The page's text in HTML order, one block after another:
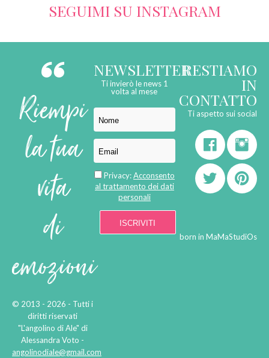
SEGUIMI SU INSTAGRAM
Riempi
la tua
vita
di
emozioni
© 2013 - 2026 - Tutti i
diritti riservati
"L'angolino di Ale" di
Alessandra Voto -
angolinodiale@gmail.com
NEWSLETTER
Ti invierò le news 1
volta al mese
Privacy:Acconsento
al trattamento dei dati
personali
RESTIAMO
IN
CONTATTO
Ti aspetto sui social
born in MaMaStudiOs